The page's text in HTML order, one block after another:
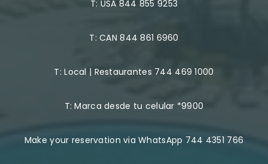
T: USA 844 855 9253
T:CAN 844 861 6960
T:Local | Restaurantes 744 469 1000
T:Marca desde tu celular *9900
Make your reservation via WhatsApp 744 4351 766